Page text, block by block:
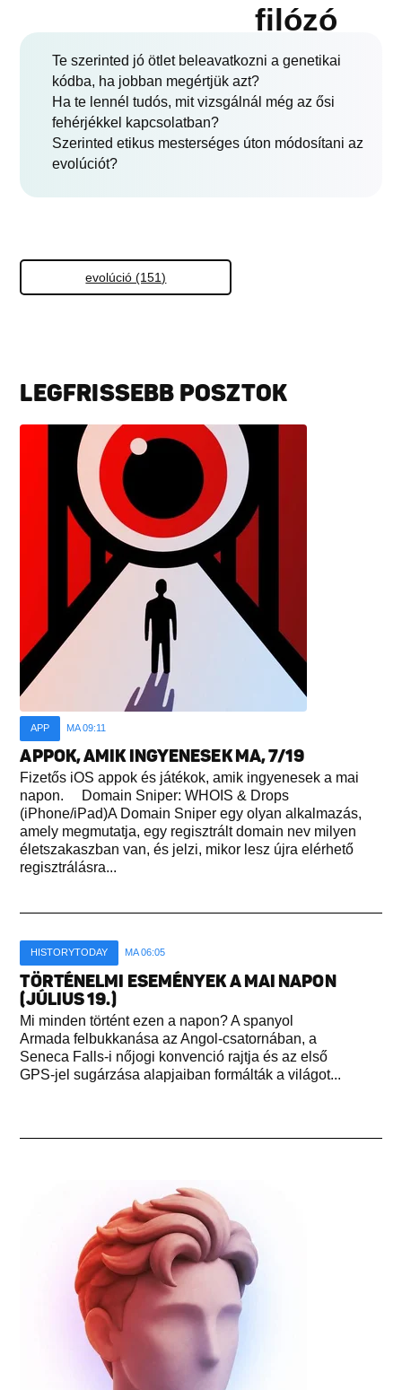
filózó
Te szerinted jó ötlet beleavatkozni a genetikai
kódba, ha jobban megértjük azt?
Ha te lennél tudós, mit vizsgálnál még az ősi
fehérjékkel kapcsolatban?
Szerinted etikus mesterséges úton módosítani az
evolúciót?
evolúció (151)
LEGFRISSEBB POSZTOK
APP MA 09:11
APPOK, AMIK INGYENESEK MA, 7/19
Fizetős iOS appok és játékok, amik ingyenesek a mai
napon. Domain Sniper: WHOIS & Drops
(iPhone/iPad)A Domain Sniper egy olyan alkalmazás,
amely megmutatja, egy regisztrált domain nev milyen
életszakaszban van, és jelzi, mikor lesz újra elérhető
regisztrálásra...
HISTORYTODAY MA 06:05
TÖRTÉNELMI ESEMÉNYEK A MAI NAPON
(JÚLIUS 19.)
Mi minden történt ezen a napon? A spanyol
Armada felbukkanása az Angol-csatornában, a
Seneca Falls-i nőjogi konvenció rajtja és az első
GPS-jel sugárzása alapjaiban formálták a világot...